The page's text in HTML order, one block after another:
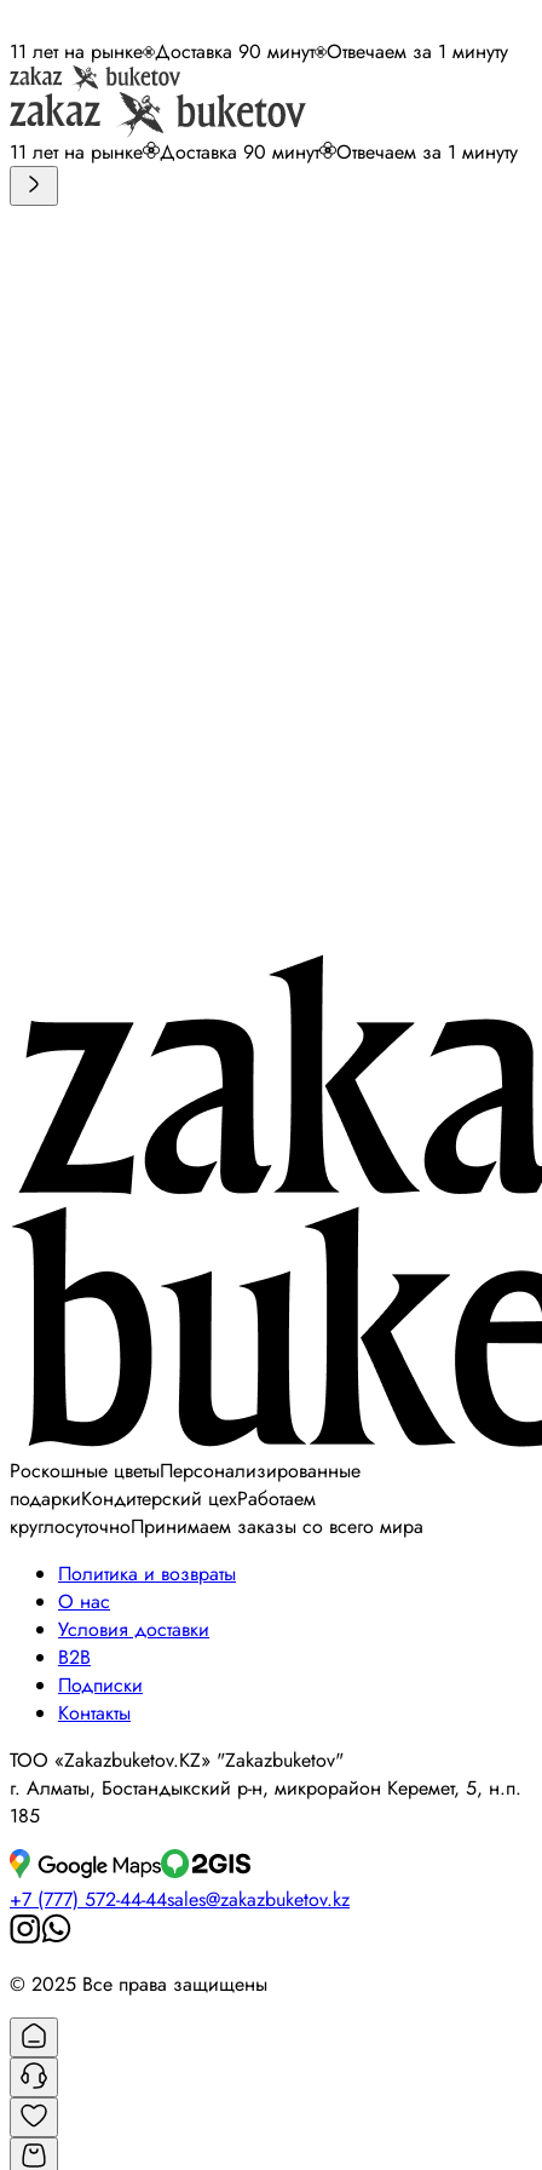
11 лет на рынке Доставка 90 минут Отвечаем за 1 минуту
11 лет на рынке Доставка 90 минут Отвечаем за 1 минуту
Роскошные цветыПерсонализированные
подаркиКондитерский цехРаботаем
круглосуточноПринимаем заказы со всего мира
Политика и возвраты
О нас
Условия доставки
B2B
Подписки
Контакты
ТОО «Zakazbuketov.KZ» "Zakazbuketov"
г. Алматы, Бостандыкский р-н, микрорайон Керемет, 5, н.п.
185
+7 (777) 572-44-44sales@zakazbuketov.kz
© 2025 Все права защищены